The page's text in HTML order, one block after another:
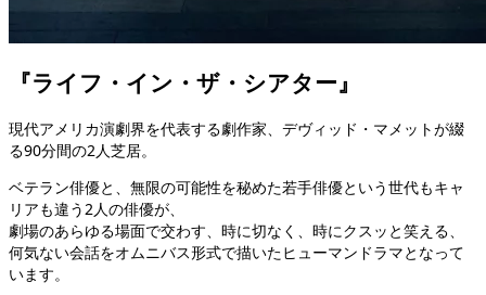
『ライフ・イン・ザ・シアター』
現代アメリカ演劇界を代表する劇作家、デヴィッド・マメットが綴
る90分間の2人芝居。
ベテラン俳優と、無限の可能性を秘めた若手俳優という世代もキャ
リアも違う2人の俳優が、
劇場のあらゆる場面で交わす、時に切なく、時にクスッと笑える、
何気ない会話をオムニバス形式で描いたヒューマンドラマとなって
います。